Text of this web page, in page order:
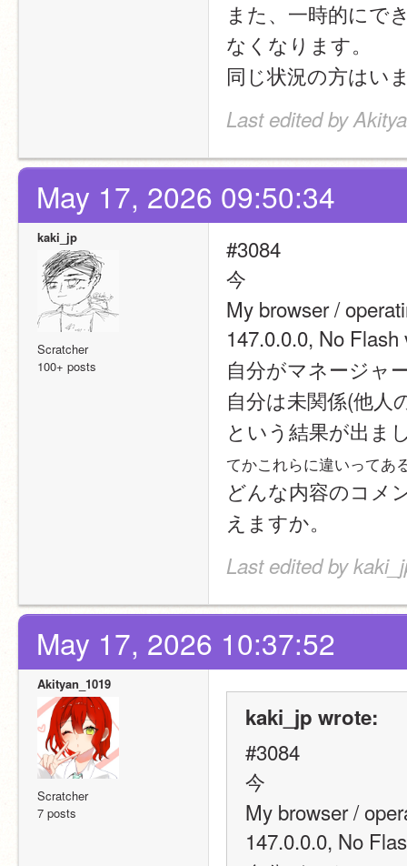
また、一時的にで
なくなります。
同じ状況の方はい
Last edited by
May 17, 2026 09:50:34
kaki_jp
Scratcher
100+ posts
#3084
今
My browser /
147.0.0.0, No
自分がマネージャ
自分は未関係(他
という結果が出ま
てかこれらに違いってあ
どんな内容のコメ
えますか。
Last edited by
May 17, 2026 10:37:52
Akityan_1019
Scratcher
7 posts
kaki_jp wrote:
#3084
今
My browser /
147.0.0.0, No